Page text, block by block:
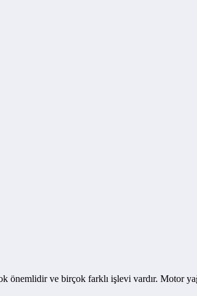
önemlidir ve birçok farklı işlevi vardır. Motor